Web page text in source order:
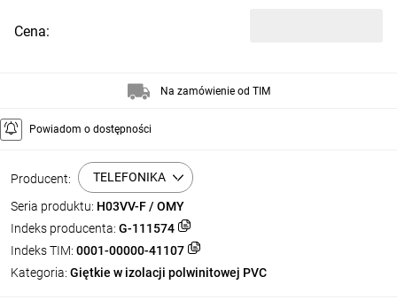
Producent: TELEFONIKA
Seria produktu: H03VV-F / OMY
Indeks producenta: G-111574
Indeks TIM: 0001-00000-41107
Kategoria: Giętkie w izolacji polwinitowej PVC
Cena:
Na zamówienie od TIM
Powiadom o dostępności